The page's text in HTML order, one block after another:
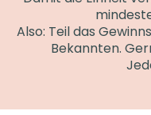
Also: Teil das
Bekannten.